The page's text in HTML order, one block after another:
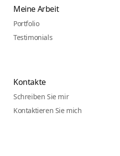
Meine Arbeit
Portfolio
Testimonials
Kontakte
Schreiben Sie mir
Kontaktieren Sie mich